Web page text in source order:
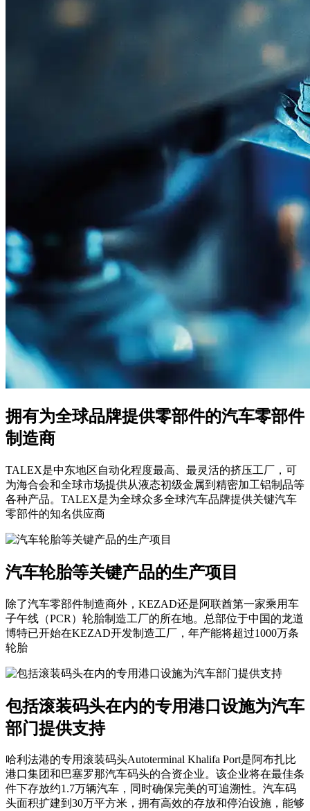
拥有为全球品牌提供零部件的汽车零部件
制造商
TALEX是中东地区自动化程度最高、最灵活的挤压工厂，可
为海合会和全球市场提供从液态初级金属到精密加工铝制品等
各种产品。TALEX是为全球众多全球汽车品牌提供关键汽车
零部件的知名供应商
汽车轮胎等关键产品的生产项目
除了汽车零部件制造商外，KEZAD还是阿联酋第一家乘用车
子午线（PCR）轮胎制造工厂的所在地。总部位于中国的龙道
博特已开始在KEZAD开发制造工厂，年产能将超过1000万条
轮胎
包括滚装码头在内的专用港口设施为汽车
部门提供支持
哈利法港的专用滚装码头Autoterminal Khalifa Port是阿布扎比
港口集团和巴塞罗那汽车码头的合资企业。该企业将在最佳条
件下存放约1.7万辆汽车，同时确保完美的可追溯性。汽车码
头面积扩建到30万平方米，拥有高效的存放和停泊设施，能够